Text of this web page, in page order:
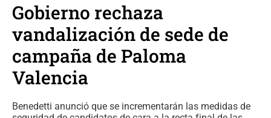
Gobierno rechaza
vandalización de sede de
campaña de Paloma
Valencia
Benedetti anunció que se incrementarán las medidas de